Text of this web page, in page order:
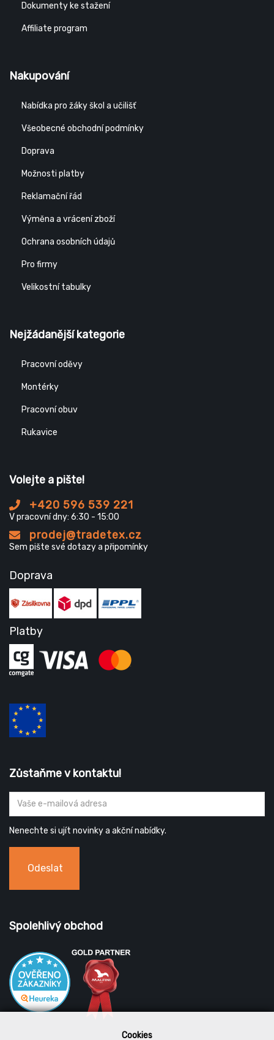
Cookies
Dokumenty ke stažení
Affiliate program
Nakupování
Nabídka pro žáky škol a učilišť
Všeobecné obchodní podmínky
Doprava
Možnosti platby
Reklamační řád
Výměna a vrácení zboží
Ochrana osobních údajů
Pro firmy
Velikostní tabulky
Nejžádanější kategorie
Pracovní oděvy
Montérky
Pracovní obuv
Rukavice
Volejte a pište!
+420 596 539 221
V pracovní dny: 6:30 - 15:00
prodej@tradetex.cz
Sem pište své dotazy a připomínky
Doprava
Platby
Zůstaňme v kontaktu!
Nenechte si ujít novinky a akční nabídky.
Odeslat
Spolehlivý obchod